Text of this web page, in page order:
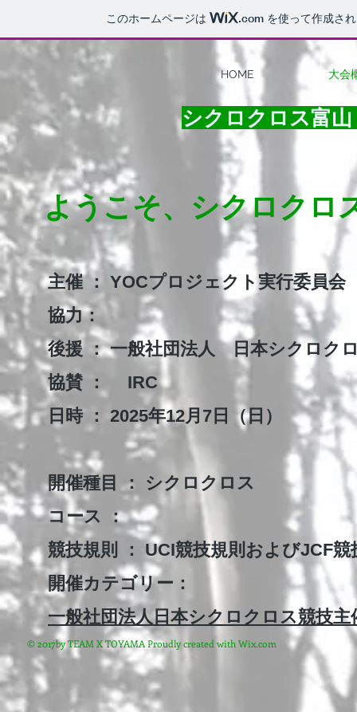
このホームページは .com を使って作成さ
シクロクロス富山
HOME 大会
ようこそ、シクロクロ
主催 ： YOCプロジェクト実行委員会
協力：
後援 ： 一般社団法人 日本シクロク
協賛 ： IRC
日時 ： 2025年12月7日（日）
開催種目 ： シクロクロス
コース ：
競技規則 ： UCI競技規則およびJCF
開催カテゴリー：
一般社団法人日本シクロクロス競技
© 2017by TEAM X TOYAMA Proudly created with Wix.com